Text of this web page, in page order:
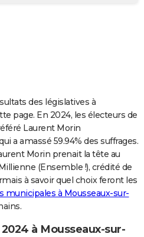
des législatives à
page. En 2024, les électeurs de
Laurent Morin
a amassé 59.94% des suffrages.
Morin prenait la tête au
(Ensemble !), crédité de
à savoir quel choix feront les
municipales à Mousseaux-sur-
à Mousseaux-sur-